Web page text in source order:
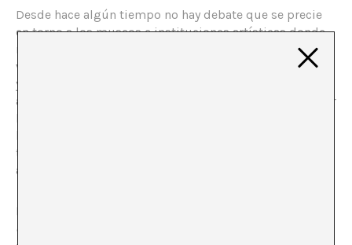
Desde hace algún tiempo no hay debate que se precie
en torno a los museos e instituciones artísticas donde
no aparezca el término
. Basta echar un
vistazo a los programas educativos de muchos museos
y centros de arte para que más temprano que tarde
aparezca entre sus misiones el crear comunidad, pensar
lo común o fomentar la cooperación y participación de
los usuarios. La comunidad se ha convertido en un
término recurrente al que la “comunidad artística”
apela para justificar, en parte, su misión o razón de ser.
Roberto Esposito traza (
comunidad